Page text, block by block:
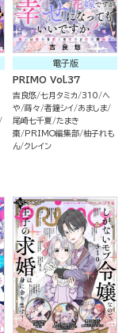
電子版
PRIMO Vol.37
吉良悠 七月タミカ 310 へ
や 蒔々 者鐘シイ あましま
尾崎七千夏 たまき
棗
PRIMO編集部 柚子れも
ん クレイン